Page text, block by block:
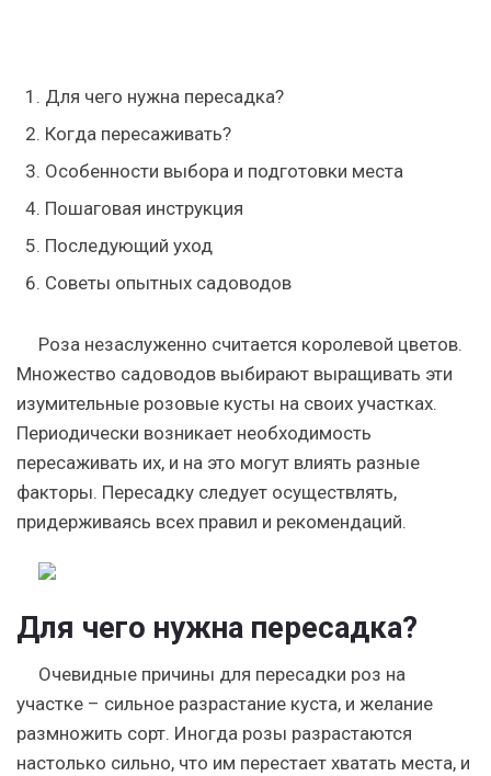
Для чего нужна пересадка?
Когда пересаживать?
Особенности выбора и подготовки места
Пошаговая инструкция
Последующий уход
Советы опытных садоводов
Роза незаслуженно считается королевой цветов.
Множество садоводов выбирают выращивать эти
изумительные розовые кусты на своих участках.
Периодически возникает необходимость
пересаживать их, и на это могут влиять разные
факторы. Пересадку следует осуществлять,
придерживаясь всех правил и рекомендаций.
Для чего нужна пересадка?
Очевидные причины для пересадки роз на
участке – сильное разрастание куста, и желание
размножить сорт. Иногда розы разрастаются
настолько сильно, что им перестает хватать места, и